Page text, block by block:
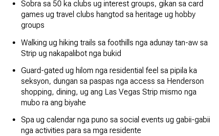
Sobra sa 50 ka clubs ug interest groups, gikan sa card
games ug travel clubs hangtod sa heritage ug hobby
groups
Walking ug hiking trails sa foothills nga adunay tan-aw sa
Strip ug nakapalibot nga bukid
Guard-gated ug hilom nga residential feel sa pipila ka
seksyon, dungan sa paspas nga access sa Henderson
shopping, dining, ug ang Las Vegas Strip mismo nga
mubo ra ang biyahe
Spa ug calendar nga puno sa social events ug gabii-gabii
nga activities para sa mga residente